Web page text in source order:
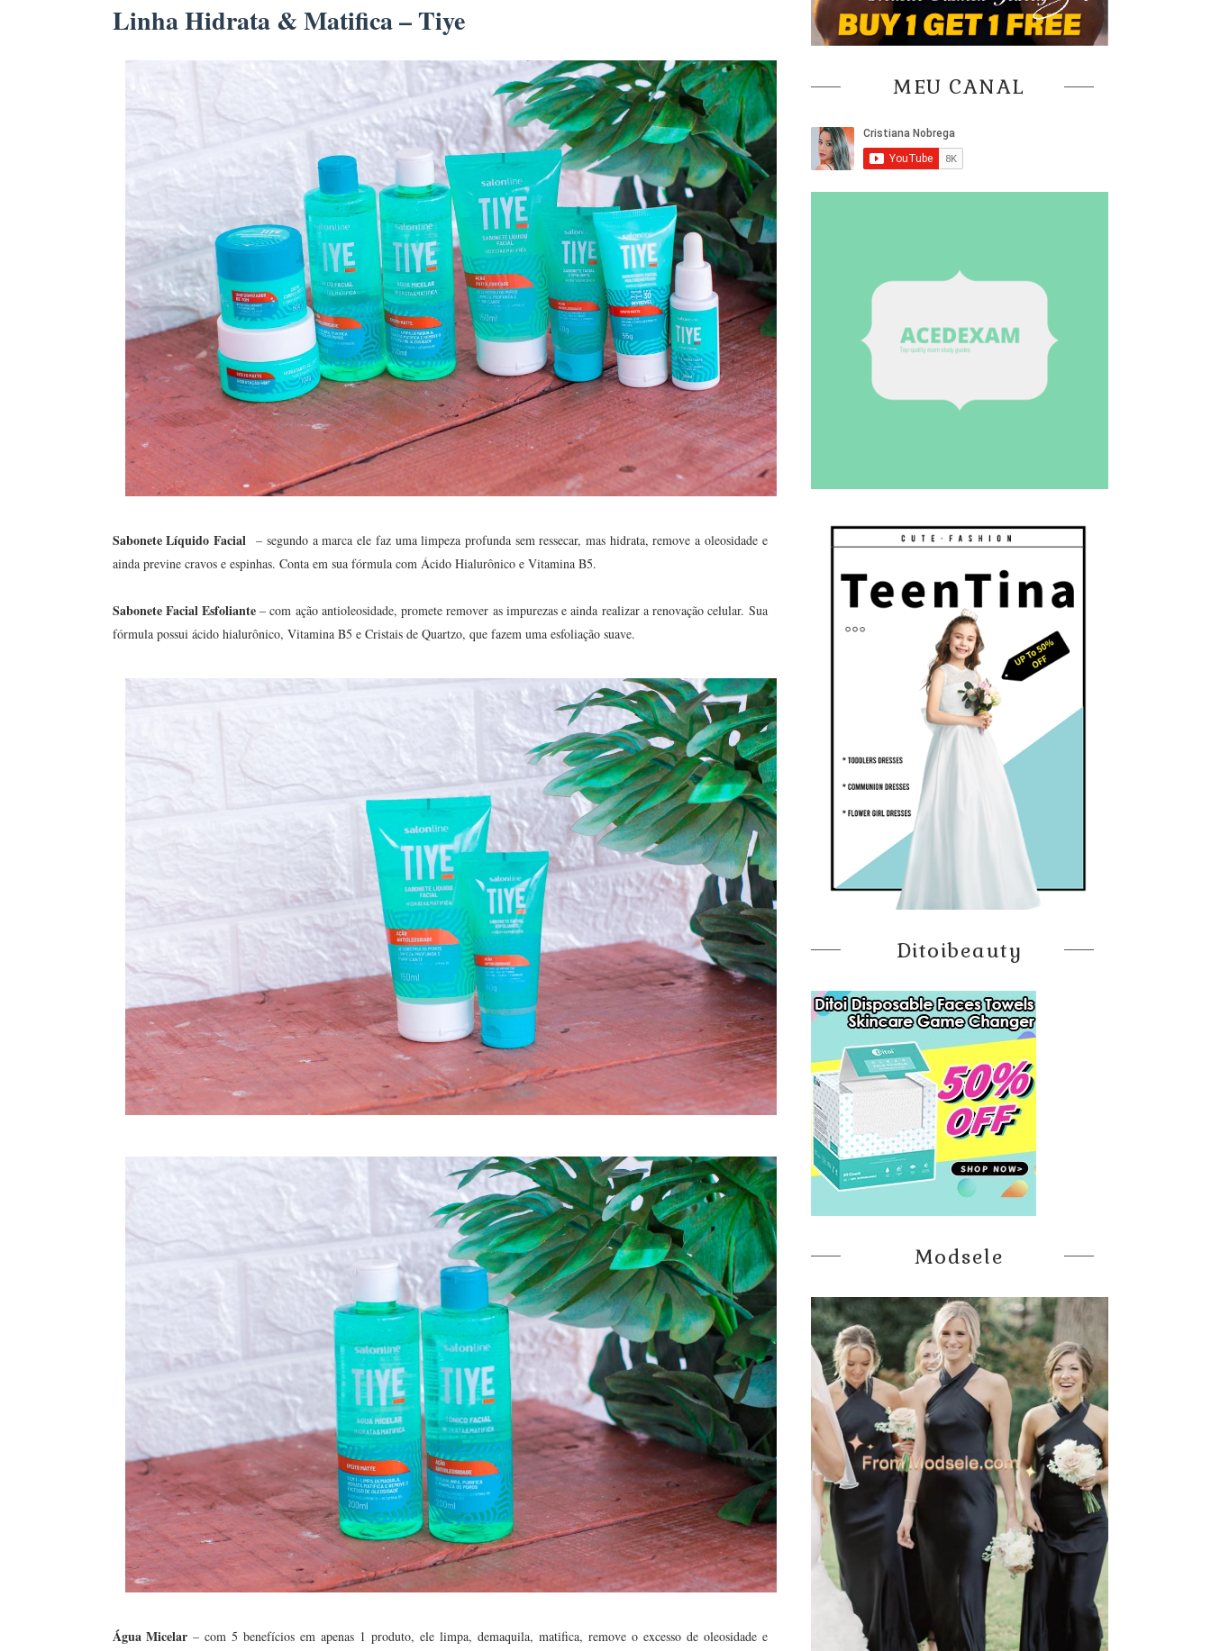
Linha Hidrata & Matifica – Tiye
Sabonete Líquido Facial– segundo a marca ele faz uma limpeza profunda sem ressecar, mas hidrata, remove a oleosidade e
ainda previne cravos e espinhas. Conta em sua fórmula com Ácido Hialurônico e Vitamina B5.
Sabonete Facial Esfoliante– com ação antioleosidade, promete remover as impurezas e ainda realizar a renovação celular. Sua
fórmula possui ácido hialurônico, Vitamina B5 e Cristais de Quartzo, que fazem uma esfoliação suave.
Água Micelar– com 5 benefícios em apenas 1 produto, ele limpa, demaquila, matifica, remove o excesso de oleosidade e
MEU CANAL
Ditoibeauty
Modsele